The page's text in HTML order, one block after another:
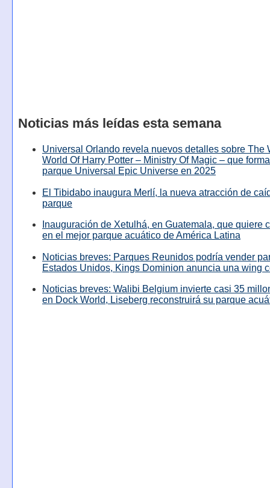
Noticias más leídas esta semana
Universal Orlando revela nuevos detalles sobre The
World Of Harry Potter – Ministry Of Magic – que
parque Universal Epic Universe en 2025
El Tibidabo inaugura Merlí, la nueva atracción de
parque
Inauguración de Xetulhá, en Guatemala, que quiere
en el mejor parque acuático de América Latina
Noticias breves: Parques Reunidos podría vender
Estados Unidos, Kings Dominion anuncia una wing
Noticias breves: Walibi Belgium invierte casi 35
en Dock World, Liseberg reconstruirá su parque